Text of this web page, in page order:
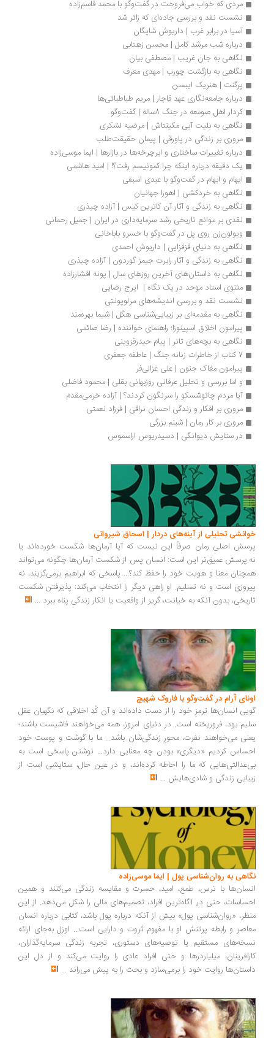
مردی که خواب می‌فروخت در گفت‌وگو با محمد قاسم‌زاده
نشست نقد و بررسی جاده‌ای که زائر شد
آسیا در برابر غرب | داریوش شایگان
درباره شب مرشد کامل | محسن زهتابی
نگاهی به جان غریب | مصطفی بیان
نگاهی به بازگشت چورب | مهدی معرف
پرگنت | هنریک ایبسن
درباره جامعه‌نگاری عهد قاجار | مریم طباطبائی‌ها
کردار اهل صومعه در جنگ 8ساله | گفت‌وگو
نگاهی به بلیت آبی مکینتاش | مرضیه لشکری
مروری بر زندگی در پاورقی | پیمان حقیقت‌طلب
درباره تغییرات ساختاری و ابرچرخه‌ها در بازارها | ایما موسی‌زاده
یک دقیقه درباره اینکه چرا کمونیسم رفت؟! | امید هاشمی
ایهام و ابهام در گفت‌وگو با عبدی اسبقی
نگاهی به خردکشی | اهورا جهانیان
نگاهی به زندگی و آثار آن کاترین کیس | آزاده چیذری
نقدی بر موانع تاریخی رشد سرمایه‌داری در ایران | جمیل رحمانی
ویولون‌زن روی پل در گفت‌وگو با خسرو باباخانی
نگاهی به دنیای قزقزایی | داریوش احمدی
نگاهی به زندگی و آثار رابرت جیمز گوردون | آزاده چیذری
نگاهی به داستان‌های آخرین روزهای سال | پونه افشارزاده
مثنوی استاد موحد در یک نگاه |  ایرج رضایی
نشست نقد و بررسی اندیشه‌های مرلوپونتی
نگاهی به مقدمه‌ای بر زیبایی‌شناسی هگل | شیما بهره‌مند
پیرامون اخلاق اسپینوزا؛ راهنمای خواننده | رضا صائمی
نگاهی به بچه‌های تانر | پیام حیدرقزوینی
پیرامون مغاک جنون | علی غزالی‌فر
و اما بررسی و تحلیل عرفانی روزبهانی بقلی | محمود فاضلی
آیا مردم چائوشسکو را سرنگون کردند؟ | آزاده خرمی‌مقدم
مروری بر افکار و زندگی احسان نراقی | فرزاد نعمتی
مروری بر کار رمان | شبنم بزرگی
در ستایش دیوانگی | دسیدریوس اراسموس
تحلیلی از آینه‌های دردار | اسحاق شیروانی
اصلی رمان صرفاً این نیست که آیا آرمان‌ها شکست خورده‌اند یا
عمیق‌تر این است: انسان پس از شکست آرمان‌ها چگونه می‌تواند
معنا و هویت خود را حفظ کند؟... پاسخی که ابراهیم برمی‌گزیند، نه
است و نه تسلیم. او راهی دیگر را انتخاب می‌کند: پذیرفتن شکست
بدون آنکه به خیانت، گریز از واقعیت یا انکار زندگی پناه ببرد...
آرام در گفت‌وگو با فاروک شهیچ‭
انسان‌ها ترمزِ خود را از دست داده‌اند و آن کُدِ اخلاقی که نگهبان عقل
بود، فروریخته است. در دنیای امروز، همه می‌خواهند فاشیست باشند؛
می‌خواهند نفرت، محورِ زندگی‌شان باشد... ما با گوشت و پوست خود
کردیم «دیگری» بودن چه معنایی دارد... نوشتن پاسخی است به
که ما را احاطه کرده‌اند، و در عین حال، ستایشی است از
زندگی و شادی‌هایش...
به روان‌شناسی پول | ایما موسی‌زاده
با ترس، طمع، امید، حسرت و مقایسه زندگی می‌کنند و همین
حتی در آگاه‌ترین افراد، تصمیم‌های مالی را شکل می‌دهد. از این
«روان‌شناسی پول» بیش از آنکه درباره پول باشد، کتابی درباره انسان
و رابطه پرتنش او با مفهوم ثروت و دارایی است... اوزل به‌جای ارائه
مستقیم یا توصیه‌های دستوری، تجربه زندگی سرمایه‌گذاران،
میلیاردرها و حتی افراد عادی را روایت می‌کند و از دل این
روایت خود را برمی‌سازد و بحث را به پیش می‌راند...